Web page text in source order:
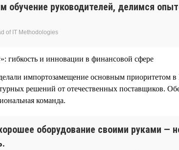
обучение руководителей, делимся
of IT Methodologies
импортозамещение основным приоритетом
решений от отечественных поставщиков.
команда.
оборудование своими руками